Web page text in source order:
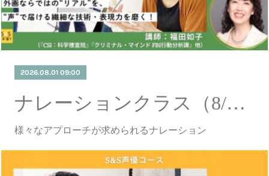
2026.08.01 09:00
ナレーションクラス（8/1更新）
様々なアプローチが求められるナレーション